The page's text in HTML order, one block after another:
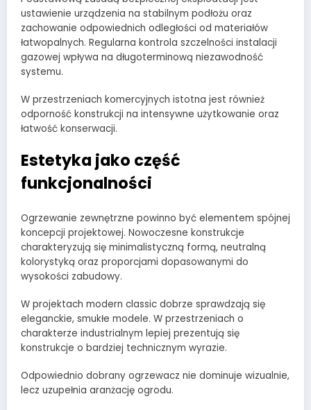
ustawienie urządzenia na stabilnym podłożu oraz
zachowanie odpowiednich odległości od materiałów
łatwopalnych. Regularna kontrola szczelności instalacji
gazowej wpływa na długoterminową niezawodność
systemu.
W przestrzeniach komercyjnych istotna jest również
odporność konstrukcji na intensywne użytkowanie oraz
łatwość konserwacji.
Estetyka jako część
funkcjonalności
Ogrzewanie zewnętrzne powinno być elementem spójnej
koncepcji projektowej. Nowoczesne konstrukcje
charakteryzują się minimalistyczną formą, neutralną
kolorystyką oraz proporcjami dopasowanymi do
wysokości zabudowy.
W projektach modern classic dobrze sprawdzają się
eleganckie, smukłe modele. W przestrzeniach o
charakterze industrialnym lepiej prezentują się
konstrukcje o bardziej technicznym wyrazie.
Odpowiednio dobrany ogrzewacz nie dominuje wizualnie,
lecz uzupełnia aranżację ogrodu.